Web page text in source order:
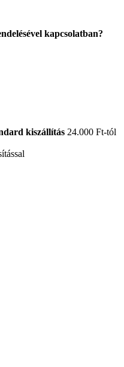
kapcsolatban?
kiszállítás 24.000 Ft-tól